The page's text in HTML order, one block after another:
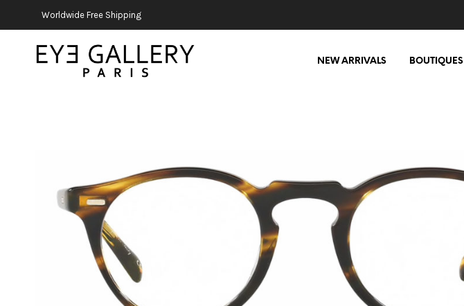
Worldwide Free Shipping
NEW ARRIVALS BOUTIQUES